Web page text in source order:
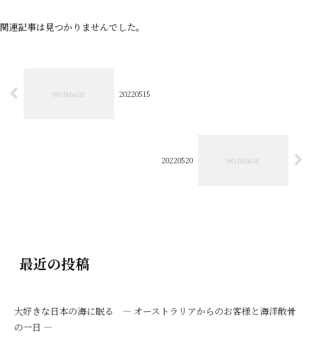
関連記事は見つかりませんでした。
20220515
20220520
最近の投稿
大好きな日本の海に眠る ― オーストラリアからのお客様と海洋散骨
の一日 ―